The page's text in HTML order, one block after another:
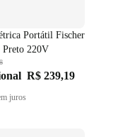
Portátil Fischer
220V
R$ 239,19
juros